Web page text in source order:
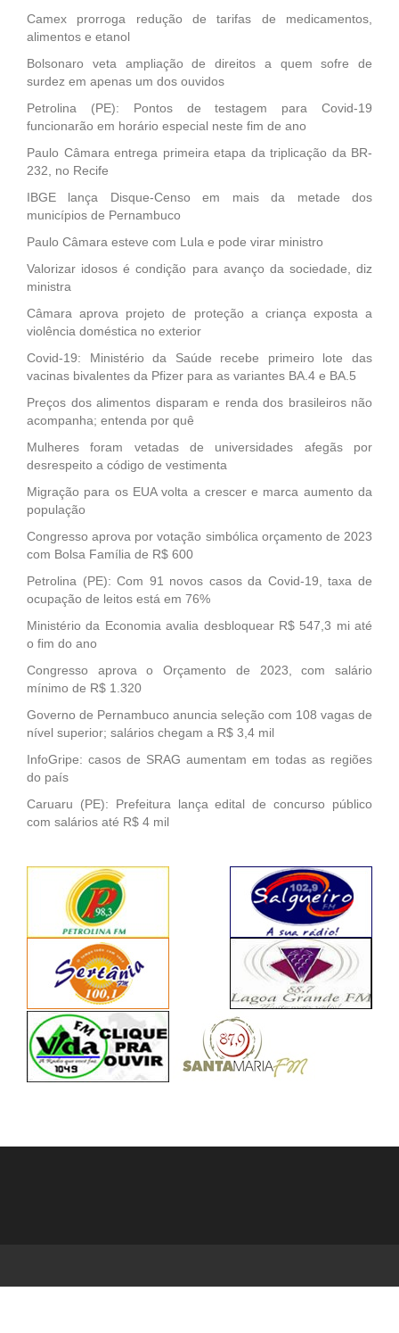
Camex prorroga redução de tarifas de medicamentos,
alimentos e etanol
Bolsonaro veta ampliação de direitos a quem sofre de
surdez em apenas um dos ouvidos
Petrolina (PE): Pontos de testagem para Covid-19
funcionarão em horário especial neste fim de ano
Paulo Câmara entrega primeira etapa da triplicação da BR-
232, no Recife
IBGE lança Disque-Censo em mais da metade dos
municípios de Pernambuco
Paulo Câmara esteve com Lula e pode virar ministro
Valorizar idosos é condição para avanço da sociedade, diz
ministra
Câmara aprova projeto de proteção a criança exposta a
violência doméstica no exterior
Covid-19: Ministério da Saúde recebe primeiro lote das
vacinas bivalentes da Pfizer para as variantes BA.4 e BA.5
Preços dos alimentos disparam e renda dos brasileiros não
acompanha; entenda por quê
Mulheres foram vetadas de universidades afegãs por
desrespeito a código de vestimenta
Migração para os EUA volta a crescer e marca aumento da
população
Congresso aprova por votação simbólica orçamento de 2023
com Bolsa Família de R$ 600
Petrolina (PE): Com 91 novos casos da Covid-19, taxa de
ocupação de leitos está em 76%
Ministério da Economia avalia desbloquear R$ 547,3 mi até
o fim do ano
Congresso aprova o Orçamento de 2023, com salário
mínimo de R$ 1.320
Governo de Pernambuco anuncia seleção com 108 vagas de
nível superior; salários chegam a R$ 3,4 mil
InfoGripe: casos de SRAG aumentam em todas as regiões
do país
Caruaru (PE): Prefeitura lança edital de concurso público
com salários até R$ 4 mil